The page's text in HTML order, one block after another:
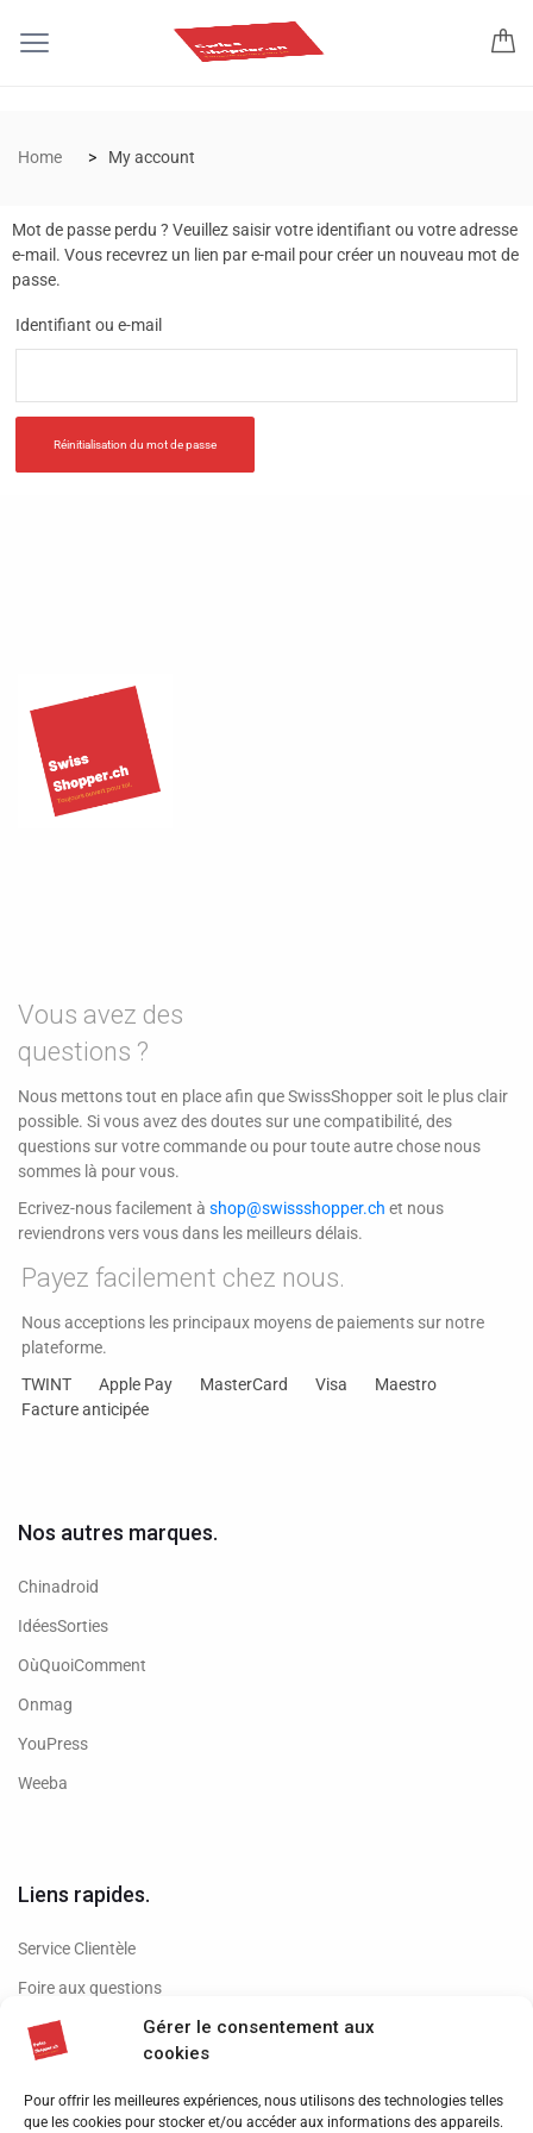
Gérer le consentement aux
cookies
Pour offrir les meilleures expériences, nous utilisons des technologies telles
que les cookies pour stocker et/ou accéder aux informations des appareils.
Home My account
Mot de passe perdu ? Veuillez saisir votre identifiant ou votre adresse
e-mail. Vous recevrez un lien par e-mail pour créer un nouveau mot de
passe.
Identifiant ou e-mail
Réinitialisation du mot de passe
Vous avez des
questions ?
Nous mettons tout en place afin que SwissShopper soit le plus clair
possible. Si vous avez des doutes sur une compatibilité, des
questions sur votre commande ou pour toute autre chose nous
sommes là pour vous.
Ecrivez-nous facilement à shop@swissshopper.ch et nous
reviendrons vers vous dans les meilleurs délais.
Payez facilement chez nous.
Nous acceptions les principaux moyens de paiements sur notre
plateforme.
TWINT
Apple Pay MasterCard Visa
Maestro
Facture anticipée
Nos autres marques.
Chinadroid
IdéesSorties
OùQuoiComment
Onmag
YouPress
Weeba
Liens rapides.
Service Clientèle
Foire aux questions
Conditions de vente
Retour de produits
Livraison